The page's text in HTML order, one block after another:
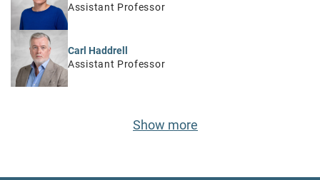
Assistant Professor
Carl Haddrell
Assistant Professor
Show more